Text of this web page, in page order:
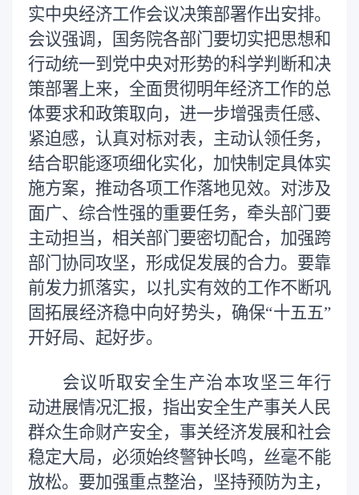
实中央经济工作会议决策部署作出安排。
会议强调，国务院各部门要切实把思想和
行动统一到党中央对形势的科学判断和决
策部署上来，全面贯彻明年经济工作的总
体要求和政策取向，进一步增强责任感、
紧迫感，认真对标对表，主动认领任务，
结合职能逐项细化实化，加快制定具体实
施方案，推动各项工作落地见效。对涉及
面广、综合性强的重要任务，牵头部门要
主动担当，相关部门要密切配合，加强跨
部门协同攻坚，形成促发展的合力。要靠
前发力抓落实，以扎实有效的工作不断巩
固拓展经济稳中向好势头，确保“十五五”
开好局、起好步。
会议听取安全生产治本攻坚三年行
动进展情况汇报，指出安全生产事关人民
群众生命财产安全，事关经济发展和社会
稳定大局，必须始终警钟长鸣，丝毫不能
放松。要加强重点整治，坚持预防为主，